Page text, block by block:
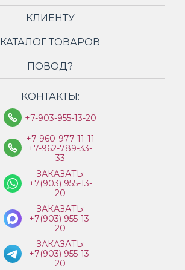
КЛИЕНТУ
КАТАЛОГ ТОВАРОВ
ПОВОД?
КОНТАКТЫ:
+7-903-955-13-20
+7-960-977-11-11
+7-962-789-33-
33
ЗАКАЗАТЬ:
+7(903) 955-13-
20
ЗАКАЗАТЬ:
+7(903) 955-13-
20
ЗАКАЗАТЬ:
+7(903) 955-13-
20